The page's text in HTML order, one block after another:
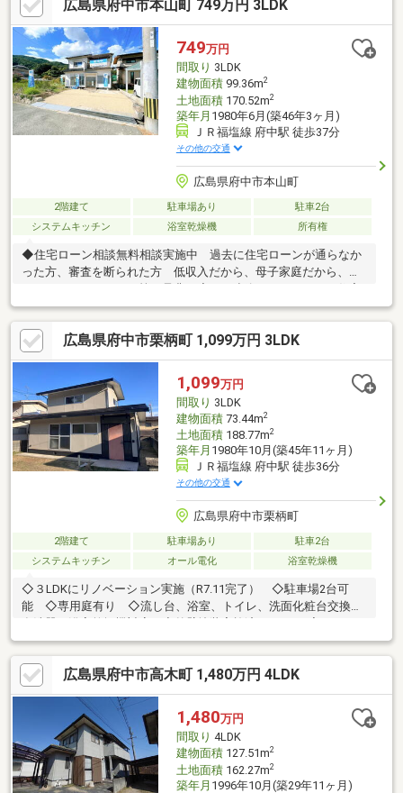
けでなく、中古戸建、中古マンション、売土地など幅広くご紹介
できます♪ ＨＰにもたくさん掲載しております。◆LINEから
でもお問い合わせ頂けます♪ 友達追加→『@582hulsx』でID検
索！！
広島県府中市本山町 749万円 3LDK
749万円
間取り 3LDK
建物面積99.36m2
土地面積170.52m2
築年月 1980年6月(築46年3ヶ月)
ＪＲ福塩線 府中駅 徒歩37分
その他の交通
広島県府中市本山町
2階建て 駐車場あり
駐車2台
システムキッチン
浴室乾燥機 所有権
◆住宅ローン相談無料相談実施中 過去に住宅ローンが通らなか
った方、審査を断られた方 低収入だから、母子家庭だから、カ
ローンを通してきた実績があります。◆府中市内を中心に、数多
くのの仲介物件を取り扱っております。 新築戸建てだけでな
く、中古戸建、中古マンション、売土地など幅広くご紹介できま
す♪ ＨＰにもたくさん掲載しております。◆LINEからでもお
問い合わせ頂けます♪ 友達追加→『@582hulsx』でID検索！！
広島県府中市栗柄町 1,099万円 3LDK
1,099万円
間取り 3LDK
建物面積73.44m2
土地面積188.77m2
築年月 1980年10月(築45年11ヶ月)
ＪＲ福塩線 府中駅 徒歩36分
その他の交通
広島県府中市栗柄町
2階建て 駐車場あり
駐車2台
システムキッチン
オール電化 浴室乾燥機
◇３LDKにリノベーション実施（R7.11完了） ◇駐車場2台可
能 ◇専用庭有り ◇流し台、浴室、トイレ、洗面化粧台交換、
◇積水ハウス建築の一戸建 ◇内外装リフォーム、オール電化、
システムキッチン、駐車２台可、東南向き、土地50坪以上、浴室
乾燥機、陽当り良好、整形地、庭１０坪以上、シャワー付洗面化
粧台、ワイドバルコニー、バリアフリー、２階建、南面バルコニ
ー、フローリング張替、温水洗浄便座、南庭、浴室に窓、ＴＶモ
ニタ付インターホン、全居室フローリング、ＩＨクッキングヒー
ター、食器洗乾燥機
広島県府中市高木町 1,480万円 4LDK
1,480万円
間取り 4LDK
建物面積127.51m2
土地面積162.27m2
築年月 1996年10月(築29年11ヶ月)